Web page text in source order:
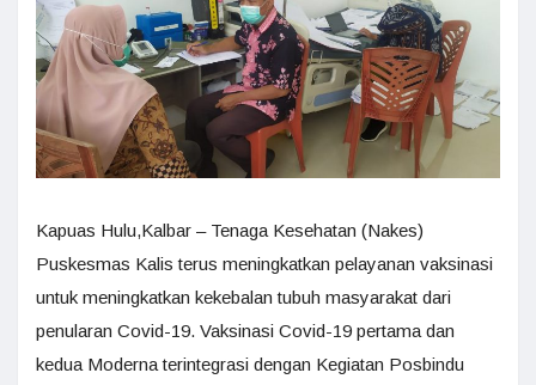
Kapuas Hulu,Kalbar – Tenaga Kesehatan (Nakes)
Puskesmas Kalis terus meningkatkan pelayanan vaksinasi
untuk meningkatkan kekebalan tubuh masyarakat dari
penularan Covid-19. Vaksinasi Covid-19 pertama dan
kedua Moderna terintegrasi dengan Kegiatan Posbindu